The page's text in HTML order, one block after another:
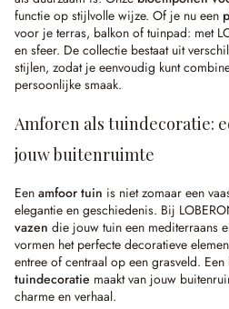
functie op stijlvolle wijze. Of je nu een
voor je terras, balkon of tuinpad: met
en sfeer. De collectie bestaat uit
stijlen, zodat je eenvoudig kunt
persoonlijke smaak.
Amforen als tuindecoratie:
jouw buitenruimte
Een amfoor tuin is niet zomaar een
elegantie en geschiedenis. Bij
vazen die jouw tuin een mediterraans
vormen het perfecte decoratieve
entree of centraal op een grasveld. Een
tuindecoratie maakt van jouw
charme en verhaal.